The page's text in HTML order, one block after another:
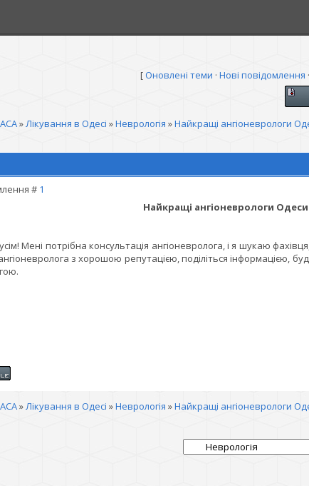
[Оновлені теми · Нові повідомлення ·
»Лікування в Одесі »Неврологія »Найкращі ангіоневрологи
# 1
Найкращі ангіоневрологи Одеси
Мені потрібна консультація ангіоневролога, і я шукаю
з хорошою репутацією, поділіться інформацією,
»Лікування в Одесі »Неврологія »Найкращі ангіоневрологи